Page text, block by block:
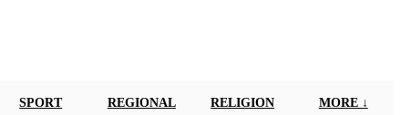
SPORT REGIONAL RELIGION MORE ↓